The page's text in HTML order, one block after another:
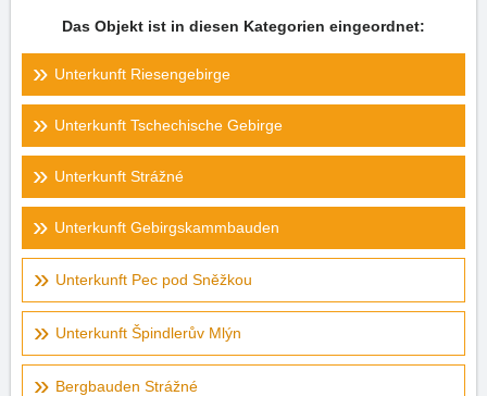
Das Objekt ist in diesen Kategorien eingeordnet:
Unterkunft Riesengebirge
Unterkunft Tschechische Gebirge
Unterkunft Strážné
Unterkunft Gebirgskammbauden
Unterkunft Pec pod Sněžkou
Unterkunft Špindlerův Mlýn
Bergbauden Strážné